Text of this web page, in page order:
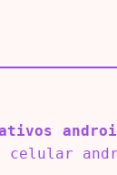
celular